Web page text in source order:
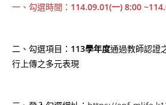
一、勾選時間： 114.09.01(一) 8:00
二、勾選項目： 113學年度通過教師認證
行上傳之多元表現